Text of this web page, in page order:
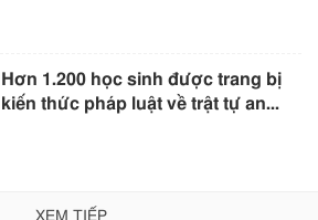
Hơn 1.200 học sinh được trang bị
kiến thức pháp luật về trật tự an...
XEM TIẾP